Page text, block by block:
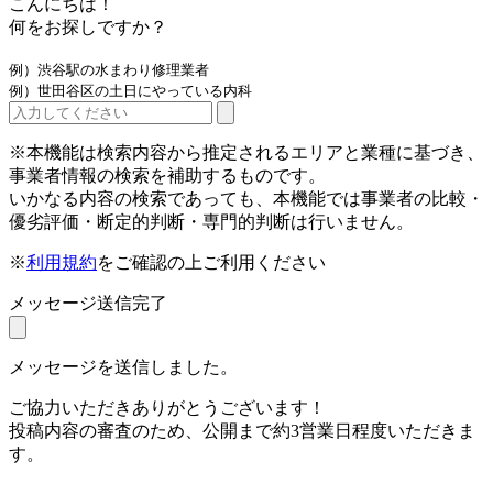
何をお探しですか？
例）渋谷駅の水まわり修理業者
例）世田谷区の土日にやっている内科
※本機能は検索内容から推定されるエリアと業種に基づき、
事業者情報の検索を補助するものです。
いかなる内容の検索であっても、本機能では事業者の比較・
優劣評価・断定的判断・専門的判断は行いません。
※利用規約をご確認の上ご利用ください
メッセージ送信完了
メッセージを送信しました。
ご協力いただきありがとうございます！
投稿内容の審査のため、公開まで約3営業日程度いただきま
す。